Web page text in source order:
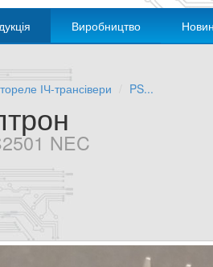
Виробництво
ІЧ-трансівери PS...
NEC